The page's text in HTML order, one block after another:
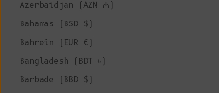
Azerbaïdjan (AZN ₼)
Bahamas (BSD $)
Bahreïn (EUR €)
Bangladesh (BDT ৳)
Barbade (BBD $)